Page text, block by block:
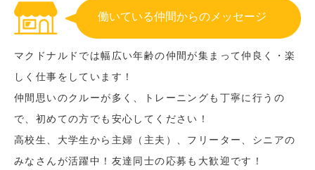
働いている仲間からのメッセージ
マクドナルドでは幅広い年齢の仲間が集まって仲良く・楽
しく仕事をしています！
仲間思いのクルーが多く、トレーニングも丁寧に行うの
で、初めての方でも安心してください！
高校生、大学生から主婦（主夫）、フリーター、シニアの
みなさんが活躍中！友達同士の応募も大歓迎です！